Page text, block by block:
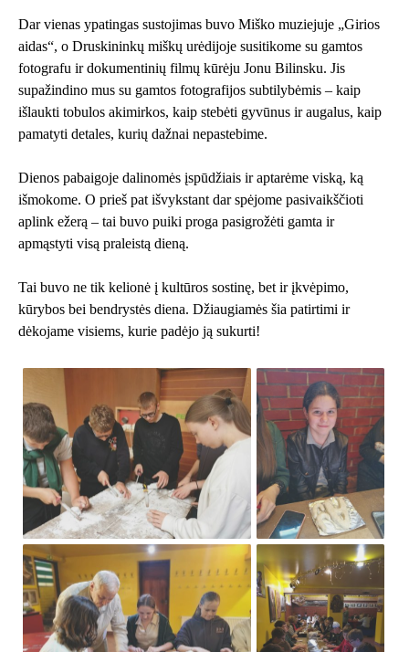
Dar vienas ypatingas sustojimas buvo Miško muziejuje „Girios
aidas“, o Druskininkų miškų urėdijoje susitikome su gamtos
fotografu ir dokumentinių filmų kūrėju Jonu Bilinsku. Jis
supažindino mus su gamtos fotografijos subtilybėmis – kaip
išlaukti tobulos akimirkos, kaip stebėti gyvūnus ir augalus, kaip
pamatyti detales, kurių dažnai nepastebime.
Dienos pabaigoje dalinomės įspūdžiais ir aptarėme viską, ką
išmokome. O prieš pat išvykstant dar spėjome pasivaikščioti
aplink ežerą – tai buvo puiki proga pasigrožėti gamta ir
apmąstyti visą praleistą dieną.
Tai buvo ne tik kelionė į kultūros sostinę, bet ir įkvėpimo,
kūrybos bei bendrystės diena. Džiaugiamės šia patirtimi ir
dėkojame visiems, kurie padėjo ją sukurti!